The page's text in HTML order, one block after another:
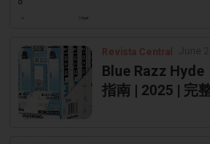
Revista Central
Blue Razz
指南 | 2025 | 完